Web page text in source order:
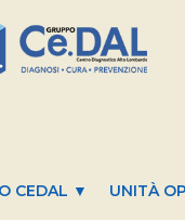
CEDAL ▼ UNITÀ